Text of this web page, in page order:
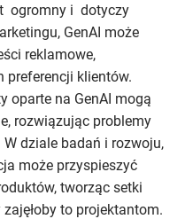
ogromny i dotyczy
GenAI może
reklamowe,
preferencji klientów.
oparte na GenAI mogą
rozwiązując problemy
dziale badań i rozwoju,
może przyspieszyć
tworząc setki
to projektantom.